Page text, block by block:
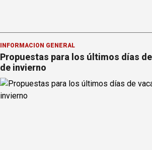
INFORMACION GENERAL
Propuestas para los últimos días
de invierno